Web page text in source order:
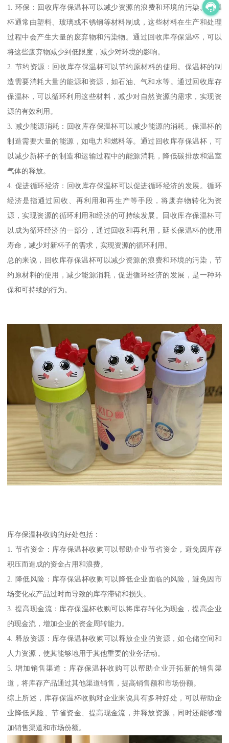
1. 环保：回收库存保温杯可以减少资源的浪费和环境的污染。保温
杯通常由塑料、玻璃或不锈钢等材料制成，这些材料在生产和处理
过程中会产生大量的废弃物和污染物。通过回收库存保温杯，可以
将这些废弃物减少到低限度，减少对环境的影响。
2. 节约资源：回收库存保温杯可以节约原材料的使用。保温杯的制
造需要消耗大量的能源和资源，如石油、气和水等。通过回收库存
保温杯，可以循环利用这些材料，减少对自然资源的需求，实现资
源的有效利用。
3. 减少能源消耗：回收库存保温杯可以减少能源的消耗。保温杯的
制造需要大量的能源，如电力和燃料等。通过回收库存保温杯，可
以减少新杯子的制造和运输过程中的能源消耗，降低碳排放和温室
气体的释放。
4. 促进循环经济：回收库存保温杯可以促进循环经济的发展。循环
经济是指通过回收、再利用和再生产等手段，将废弃物转化为资
源，实现资源的循环利用和经济的可持续发展。回收库存保温杯可
以成为循环经济的一部分，通过回收和再利用，延长保温杯的使用
寿命，减少对新杯子的需求，实现资源的循环利用。
总的来说，回收库存保温杯可以减少资源的浪费和环境的污染，节
约原材料的使用，减少能源消耗，促进循环经济的发展，是一种环
保和可持续的行为。
库存保温杯收购的好处包括：
1. 节省资金：库存保温杯收购可以帮助企业节省资金，避免因库存
积压而造成的资金占用和浪费。
2. 降低风险：库存保温杯收购可以降低企业面临的风险，避免因市
场变化或产品过时而导致的库存滞销和损失。
3. 提高现金流：库存保温杯收购可以将库存转化为现金，提高企业
的现金流，增加企业的资金周转能力。
4. 释放资源：库存保温杯收购可以释放企业的资源，如仓储空间和
人力资源，使其能够地用于其他重要的业务活动。
5. 增加销售渠道：库存保温杯收购可以帮助企业开拓新的销售渠
道，将库存产品通过其他渠道销售，提高销售额和市场份额。
综上所述，库存保温杯收购对企业来说具有多种好处，可以帮助企
业降低风险、节省资金、提高现金流，并释放资源，同时还能够增
加销售渠道和市场份额。